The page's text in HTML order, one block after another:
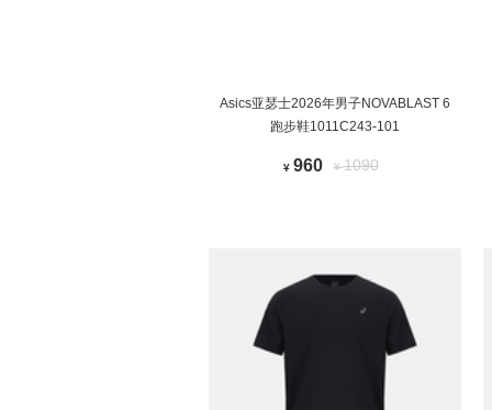
Asics亚瑟士2026年男子NOVABLAST 6
跑步鞋1011C243-101
¥ 960 ¥1090